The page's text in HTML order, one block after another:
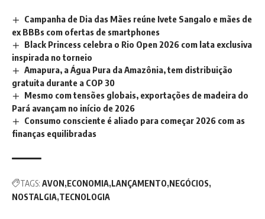
Campanha de Dia das Mães reúne Ivete Sangalo e mães de
ex BBBs com ofertas de smartphones
Black Princess celebra o Rio Open 2026 com lata exclusiva
inspirada no torneio
Amapura, a Água Pura da Amazônia, tem distribuição
gratuita durante a COP 30
Mesmo com tensões globais, exportações de madeira do
Pará avançam no início de 2026
Consumo consciente é aliado para começar 2026 com as
finanças equilibradas
TAGS: AVON ECONOMIA LANÇAMENTO NEGÓCIOS
NOSTALGIA TECNOLOGIA